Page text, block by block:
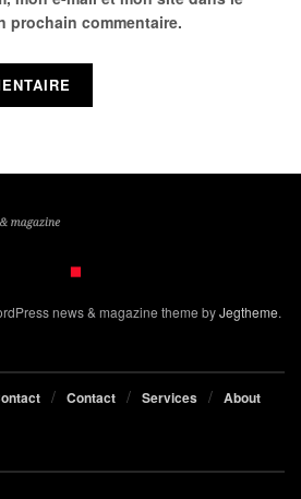
prochain commentaire.
news & magazine theme byJegtheme.
Contact Services About